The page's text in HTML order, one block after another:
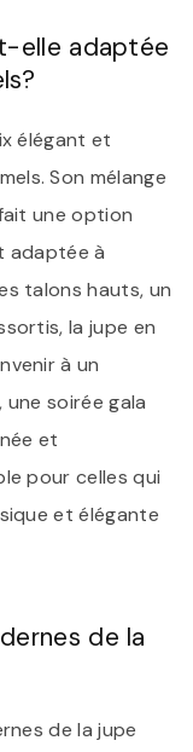
elle adaptée
élégant et
Son mélange
une option
adaptée à
talons hauts, un
la jupe en
à un
soirée gala
et
pour celles qui
et élégante
de la
de la jupe